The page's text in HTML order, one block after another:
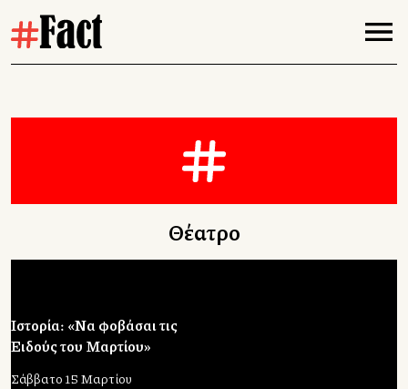
Θέατρο
Ιστορία: «Να φοβάσαι τις
Ειδούς του Μαρτίου»
Σάββατο 15 Μαρτίου